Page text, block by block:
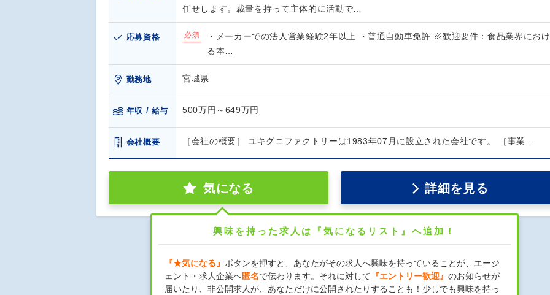
任せします。裁量を持って主体的に活動で…
応募資格 必須
・メーカーでの法人営業経験2年以上 ・普通自動車免許 ※歓迎要件：食品業界におけ
る本…
勤務地 宮城県
年収 / 給与 500万円～649万円
会社概要 ［会社の概要］ ユキグニファクトリーは1983年07月に設立された会社です。 ［事業…
気になる 詳細を見る
興味を持った求人は『気になるリスト』へ追加！
『★気になる』 ボタンを押すと、あなたがその求人へ興味を持っていることが、エージ
ェント・求人企業へ匿名で伝わります。それに対して 『エントリー歓迎』 のお知らせが
届いたり、非公開求人が、あなただけに公開されたりすることも！少しでも興味を持っ